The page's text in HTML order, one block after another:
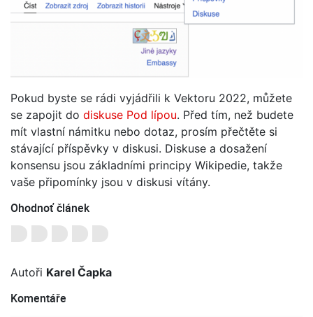
Pokud byste se rádi vyjádřili k Vektoru 2022, můžete
se zapojit do diskuse Pod lípou. Před tím, než budete
mít vlastní námitku nebo dotaz, prosím přečtěte si
stávající příspěvky v diskusi. Diskuse a dosažení
konsensu jsou základními principy Wikipedie, takže
vaše připomínky jsou v diskusi vítány.
Ohodnoť článek
Autoři Karel Čapka
Komentáře